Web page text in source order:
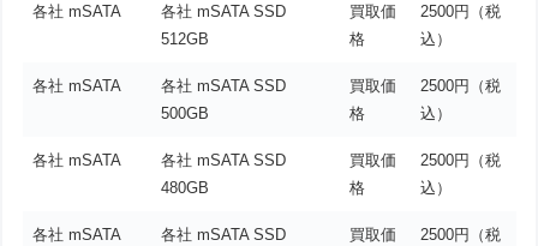
各社 mSATA
各社 mSATA SSD
512GB
買取価
格
2500円（税
込）
各社 mSATA
各社 mSATA SSD
500GB
買取価
格
2500円（税
込）
各社 mSATA
各社 mSATA SSD
480GB
買取価
格
2500円（税
込）
各社 mSATA
各社 mSATA SSD
買取価
2500円（税